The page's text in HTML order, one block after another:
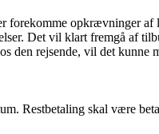
forekomme opkrævninger af
Det vil klart fremgå af
den rejsende, vil det kunne
Restbetaling skal være